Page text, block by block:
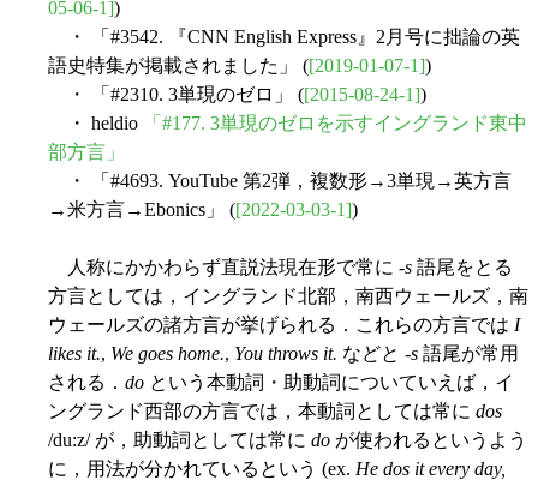
05-06-1])
・ 「#3542. 『CNN English Express』2月号に拙論の英
語史特集が掲載されました」 ([2019-01-07-1])
・ 「#2310. 3単現のゼロ」 ([2015-08-24-1])
・ heldio
「#177. 3単現のゼロを示すイングランド東中
部方言」
・ 「#4693. YouTube 第2弾，複数形→3単現→英方言
→米方言→Ebonics」 ([2022-03-03-1])
人称にかかわらず直説法現在形で常に -s 語尾をとる
方言としては，イングランド北部，南西ウェールズ，南
ウェールズの諸方言が挙げられる．これらの方言では I
likes it., We goes home., You throws it. などと -s 語尾が常用
される． do という本動詞・助動詞についていえば，イ
ングランド西部の方言では，本動詞としては常に dos
/du:z/ が，助動詞としては常に do が使われるというよう
に，用法が分かれているという (ex. He dos it every day,